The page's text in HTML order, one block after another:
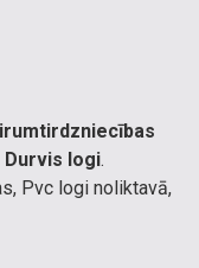
Durvis logi.
Pvc logi noliktavā,
PVC LOGI